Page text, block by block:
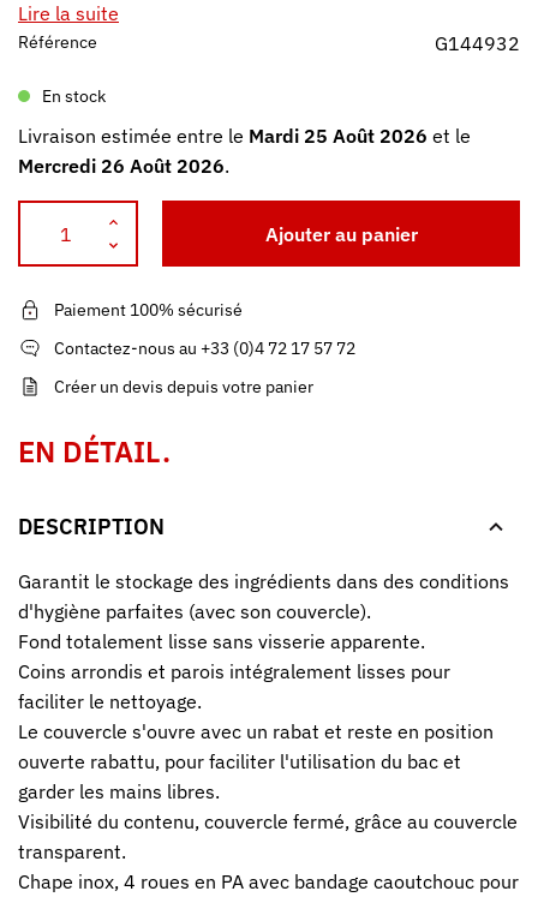
Lire la suite
Référence G144932
En stock
Livraison estimée entre le Mardi 25 Août 2026 et le
Mercredi 26 Août 2026.
Ajouter au panier
Paiement 100% sécurisé
Contactez-nous au +33 (0)4 72 17 57 72
Créer un devis depuis votre panier
EN DÉTAIL.
DESCRIPTION
Garantit le stockage des ingrédients dans des conditions
d'hygiène parfaites (avec son couvercle).
Fond totalement lisse sans visserie apparente.
Coins arrondis et parois intégralement lisses pour
faciliter le nettoyage.
Le couvercle s'ouvre avec un rabat et reste en position
ouverte rabattu, pour faciliter l'utilisation du bac et
garder les mains libres.
Visibilité du contenu, couvercle fermé, grâce au couvercle
transparent.
Chape inox, 4 roues en PA avec bandage caoutchouc pour